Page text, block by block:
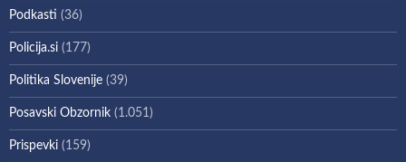
Podkasti (36)
Policija.si (177)
Politika Slovenije (39)
Posavski Obzornik (1.051)
Prispevki (159)